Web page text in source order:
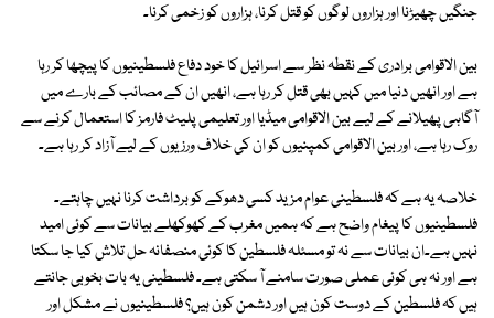
جنگیں چھیڑنا اور ہزاروں لوگوں کو قتل کرنا، ہزاروں کو زخمی کرنا۔
بین الاقوامی برادری کے نقطہ نظر سے اسرائیل کا خود دفاع فلسطینیوں کا پیچھا کر رہا
ہے اور انھیں دنیا میں کہیں بھی قتل کر رہا ہے، انھیں ان کے مصائب کے بارے میں
آگاہی پھیلانے کے لیے بین الاقوامی میڈیا اور تعلیمی پلیٹ فارمز کا استعمال کرنے سے
روک رہا ہے، اور بین الاقوامی کمپنیوں کو ان کی خلاف ورزیوں کے لیے آزاد کر رہا ہے۔
خلاصہ یہ ہے کہ فلسطینی عوام مزید کسی دھوکے کو برداشت کرنا نہیں چاہتے۔
فلسطینیوں کا پیغام واضح ہے کہ ہمیں مغرب کے کھوکھلے بیانات سے کوئی امید
نہیں ہے۔ان بیانات سے نہ تو مسئلہ فلسطین کا کوئی منصفانہ حل تلاش کیا جا سکتا
ہے اور نہ ہی کوئی عملی صورت سامنے آ سکتی ہے۔ فلسطینی یہ بات بخوبی جانتے
ہیں کہ فلسطین کے دوست کون ہیں اور دشمن کون ہیں؟ فلسطینیوں نے مشکل اور